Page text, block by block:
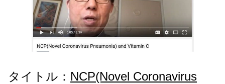
タイトル： NCP(Novel Coronavirus